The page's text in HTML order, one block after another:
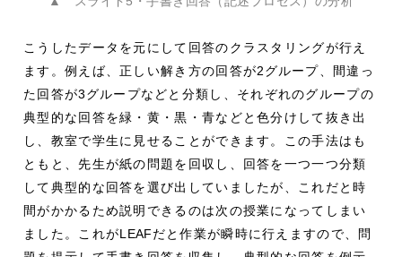
こうしたデータを元にして回答のクラスタリングが行え
ます。例えば、正しい解き方の回答が2グループ、間違っ
た回答が3グループなどと分類し、それぞれのグループの
典型的な回答を緑・黄・黒・青などと色分けして抜き出
し、教室で学生に見せることができます。この手法はも
ともと、先生が紙の問題を回収し、回答を一つ一つ分類
して典型的な回答を選び出していましたが、これだと時
間がかかるため説明できるのは次の授業になってしまい
ました。これがLEAFだと作業が瞬時に行えますので、問